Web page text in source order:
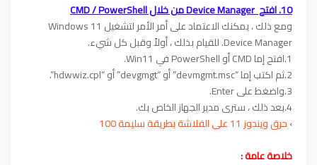
10. افتح Device Manager من خلال CMD / PowerShell
ومع ذلك ، يمكنك الاعتماد على أمر الأمر لتشغيل Windows 11
Device Manager. للقيام بذلك ، أولاً وقبل كل شيء.
1.افتح إما CMD أو PowerShell في Win11.
2.ثم اكتب إما “devmgmt.msc” أو “devgmgt” أو “hdwwiz.cpl”.
3.واضغط على Enter.
4.بعد ذلك ، سترى مدير الجهاز الخاص بك.
›حرق ويندوز 11 على الفلاشة بطريقة سليمة 100
خلاصة عامة :